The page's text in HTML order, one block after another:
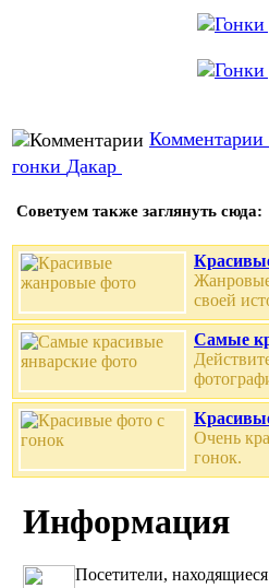
Комментарии
гонки Дакар
Советуем также заглянуть сюда:
своей
Самые
Очень
гонок.
Информация
Посетители,